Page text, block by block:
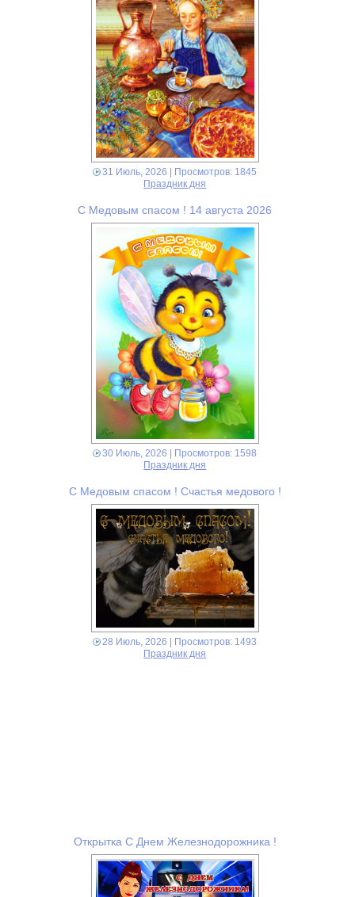
31 Июль, 2026 | Просмотров: 1845
Праздник дня
С Медовым спасом ! 14 августа 2026
30 Июль, 2026 | Просмотров: 1598
Праздник дня
С Медовым спасом ! Счастья медового !
28 Июль, 2026 | Просмотров: 1493
Праздник дня
Открытка С Днем Железнодорожника !